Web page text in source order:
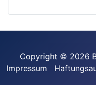
Copyright © 2026
Impressum